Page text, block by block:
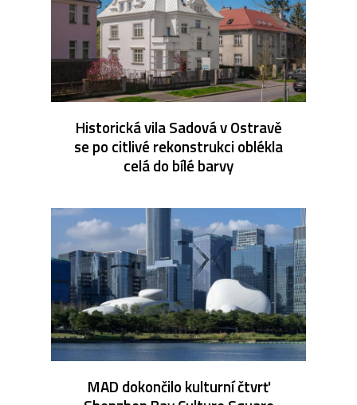
Historická vila Sadová v Ostravě
se po citlivé rekonstrukci oblékla
celá do bílé barvy
MAD dokončilo kulturní čtvrť